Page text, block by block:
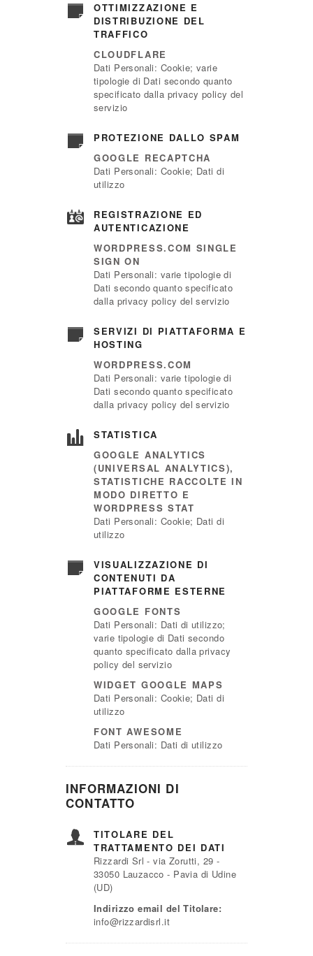
OTTIMIZZAZIONE E
DISTRIBUZIONE DEL
TRAFFICO
CLOUDFLARE
Dati Personali: Cookie; varie
tipologie di Dati secondo quanto
specificato dalla privacy policy del
servizio
PROTEZIONE DALLO SPAM
GOOGLE RECAPTCHA
Dati Personali: Cookie; Dati di
utilizzo
REGISTRAZIONE ED
AUTENTICAZIONE
WORDPRESS.COM SINGLE
SIGN ON
Dati Personali: varie tipologie di
Dati secondo quanto specificato
dalla privacy policy del servizio
SERVIZI DI PIATTAFORMA E
HOSTING
WORDPRESS.COM
Dati Personali: varie tipologie di
Dati secondo quanto specificato
dalla privacy policy del servizio
STATISTICA
GOOGLE ANALYTICS
(UNIVERSAL ANALYTICS),
STATISTICHE RACCOLTE IN
MODO DIRETTO E
WORDPRESS STAT
Dati Personali: Cookie; Dati di
utilizzo
VISUALIZZAZIONE DI
CONTENUTI DA
PIATTAFORME ESTERNE
GOOGLE FONTS
Dati Personali: Dati di utilizzo;
varie tipologie di Dati secondo
quanto specificato dalla privacy
policy del servizio
WIDGET GOOGLE MAPS
Dati Personali: Cookie; Dati di
utilizzo
FONT AWESOME
Dati Personali: Dati di utilizzo
INFORMAZIONI DI
CONTATTO
TITOLARE DEL
TRATTAMENTO DEI DATI
Rizzardi Srl - via Zorutti, 29 -
33050 Lauzacco - Pavia di Udine
(UD)
Indirizzo email del Titolare:
info@rizzardisrl.it